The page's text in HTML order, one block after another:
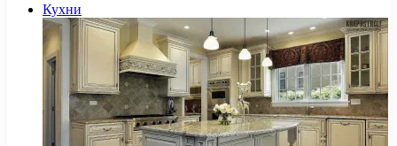
Кухни